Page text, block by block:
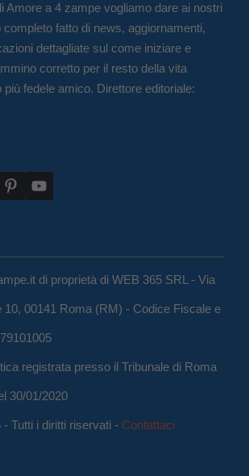
Amore a 4 zampe vogliamo dare ai nostri
fatto di news, aggiornamenti,
dettagliate sul come iniziare e
corretto per il resto della vita
fedele amico. Direttore editoriale:
di proprietà di WEB 365 SRL - Via
10, 00141 Roma (RM) - Codice Fiscale e
registrata presso il Tribunale di Roma
30/01/2020
Tutti i diritti riservati - Contattaci